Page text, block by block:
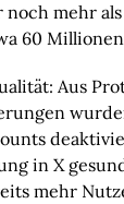
mehr
60
Aus
in X
mehr